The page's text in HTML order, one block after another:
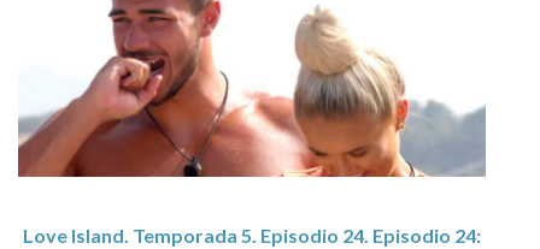
Love Island. Temporada 5. Episodio 24. Episodio 24: